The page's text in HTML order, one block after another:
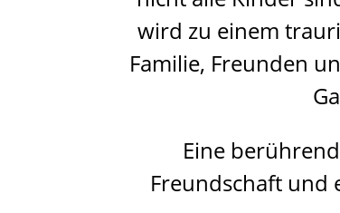
wird zu einem
Familie, Freunden
Eine
Freundschaft und